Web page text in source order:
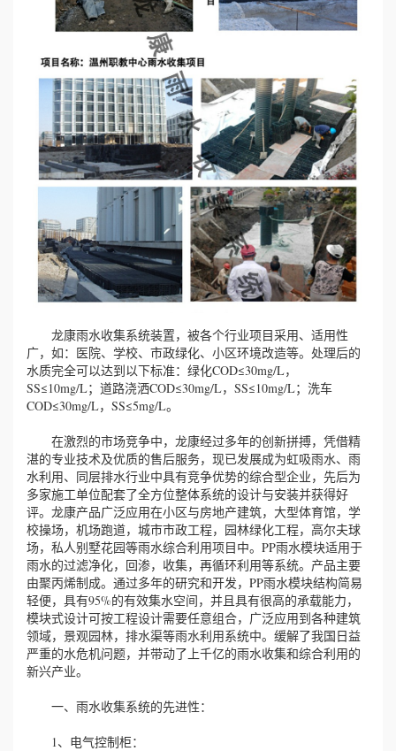
龙康雨水收集系统装置，被各个行业项目采用、适用性
广，如：医院、学校、市政绿化、小区环境改造等。处理后的
水质完全可以达到以下标准：绿化COD≤30mg/L，
SS≤10mg/L；道路浇洒COD≤30mg/L，SS≤10mg/L；洗车
COD≤30mg/L，SS≤5mg/L。
在激烈的市场竞争中，龙康经过多年的创新拼搏，凭借精
湛的专业技术及优质的售后服务，现已发展成为虹吸雨水、雨
水利用、同层排水行业中具有竞争优势的综合型企业，先后为
多家施工单位配套了全方位整体系统的设计与安装并获得好
评。龙康产品广泛应用在小区与房地产建筑，大型体育馆，学
校操场，机场跑道，城市市政工程，园林绿化工程，高尔夫球
场，私人别墅花园等雨水综合利用项目中。PP雨水模块适用于
雨水的过滤净化，回渗，收集，再循环利用等系统。产品主要
由聚丙烯制成。通过多年的研究和开发，PP雨水模块结构简易
轻便，具有95%的有效集水空间，并且具有很高的承载能力，
模块式设计可按工程设计需要任意组合，广泛应用到各种建筑
领域，景观园林，排水渠等雨水利用系统中。缓解了我国日益
严重的水危机问题，并带动了上千亿的雨水收集和综合利用的
新兴产业。
一、雨水收集系统的先进性：
1、电气控制柜：